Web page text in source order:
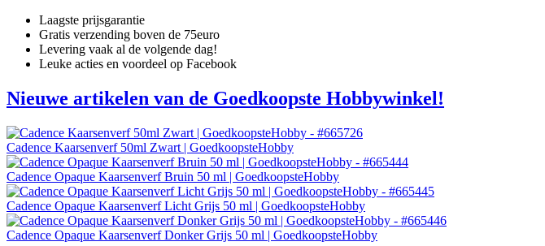
Laagste prijsgarantie
Gratis verzending boven de 75euro
Levering vaak al de volgende dag!
Leuke acties en voordeel op Facebook
Nieuwe artikelen van de Goedkoopste Hobbywinkel!
Cadence Kaarsenverf 50ml Zwart | GoedkoopsteHobby
Cadence Opaque Kaarsenverf Bruin 50 ml | GoedkoopsteHobby
Cadence Opaque Kaarsenverf Licht Grijs 50 ml | GoedkoopsteHobby
Cadence Opaque Kaarsenverf Donker Grijs 50 ml | GoedkoopsteHobby